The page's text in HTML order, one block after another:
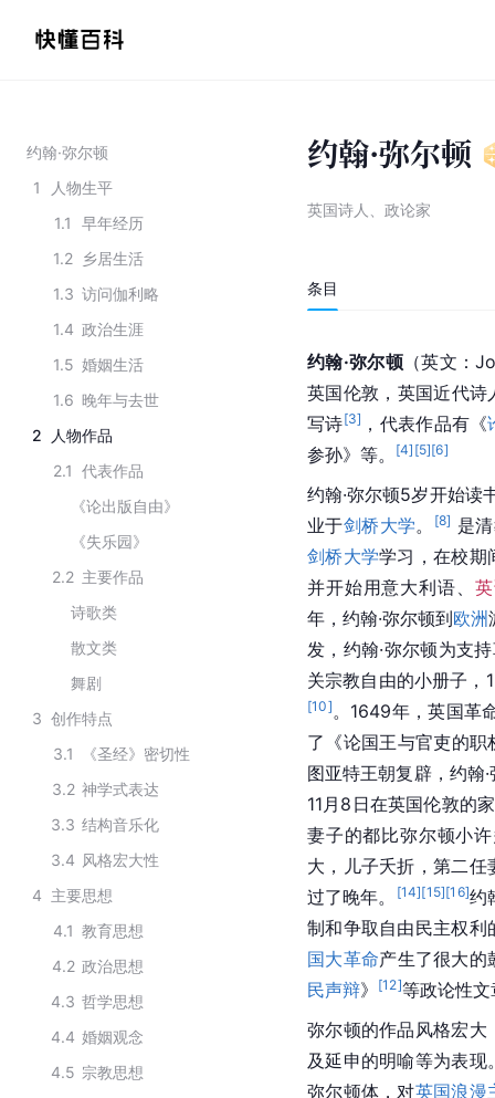
约翰·弥尔顿
1
人物生平
1.1
早年经历
1.2 乡居生活
1.3 访问伽利略
1.4 政治生涯
1.5 婚姻生活
1.6 晚年与去世
2
人物作品
2.1 代表作品
《论出版自由》
《失乐园》
2.2 主要作品
诗歌类
散文类
舞剧
3 创作特点
3.1
《圣经》密切性
3.2 神学式表达
3.3 结构音乐化
3.4 风格宏大性
4 主要思想
4.1 教育思想
4.2 政治思想
4.3 哲学思想
4.4 婚姻观念
4.5 宗教思想
约翰·弥尔顿
英国诗人、政论家
条目
约翰·弥尔顿 （英文：
英国伦敦，英国近代
写诗[3] ，代表作品有《
参孙》等。
[4] [5][6]
约翰·弥尔顿5岁开始读
业于剑桥大学。 [8] 是
剑桥大学学习，在校期
并开始用意大利语、
年，约翰·弥尔顿到欧洲
发，约翰·弥尔顿为支
关宗教自由的小册子，
[10] 。1649年，英国革
了《论国王与官吏的职
图亚特王朝复辟，约翰
11月8日在英国伦敦的
妻子的都比弥尔顿小
大，儿子夭折，第二
过了晚年。
[14][15][16]约
制和争取自由民主权
国大革命产生了很大的
民声辩》 [12]等政论性
弥尔顿的作品风格宏大
及延申的明喻等为表
弥尔顿体，对英国浪漫